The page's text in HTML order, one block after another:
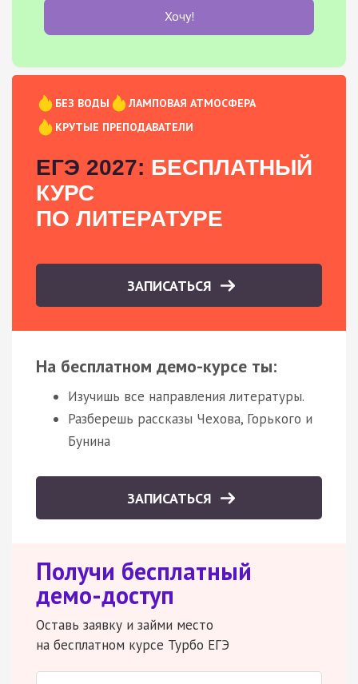
Хочу!
БЕЗ ВОДЫ
ЛАМПОВАЯ АТМОСФЕРА
КРУТЫЕ ПРЕПОДАВАТЕЛИ
ЕГЭ 2027: БЕСПЛАТНЫЙ
КУРС
ПО ЛИТЕРАТУРЕ
ЗАПИСАТЬСЯ
На бесплатном демо-курсе ты:
Изучишь все направления литературы.
Разберешь рассказы Чехова, Горького и
Бунина
ЗАПИСАТЬСЯ
Получи бесплатный
демо-доступ
Оставь заявку и займи место
на бесплатном курсе Турбо ЕГЭ